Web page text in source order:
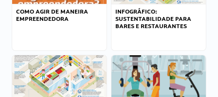
COMO AGIR DE MANEIRA
EMPREENDEDORA
INFOGRÁFICO:
SUSTENTABILIDADE PARA
BARES E RESTAURANTES